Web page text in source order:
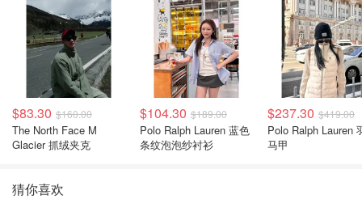
$83.30 $160.00
The North Face M
Glacier 抓绒夹克
$104.30 $189.00
Polo Ralph Lauren 蓝色
条纹泡泡纱衬衫
$237.30 $419.00
Polo Ralph Lauren
马甲
猜你喜欢